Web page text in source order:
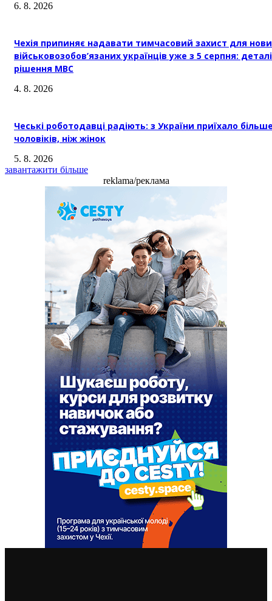
6. 8. 2026
Чехія припиняє надавати тимчасовий захист для
військовозобов’язаних українців уже з 5 серпня: деталі
рішення МВС
4. 8. 2026
Чеські роботодавці радіють: з України приїхало
чоловіків, ніж жінок
5. 8. 2026
завантажити більше
reklama/реклама